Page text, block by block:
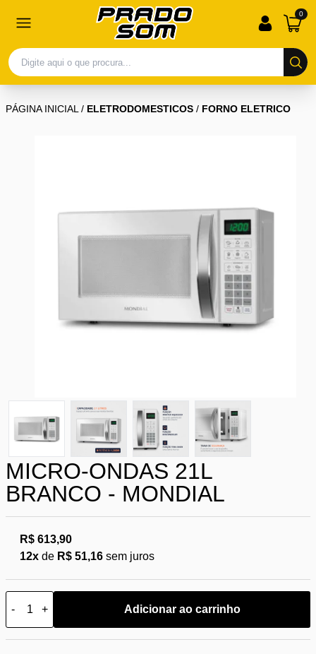
0
PÁGINA INICIAL/ ELETRODOMESTICOS / FORNO ELETRICO
MICRO-ONDAS 21L
BRANCO - MONDIAL
R$ 613,90
12x de R$ 51,16 sem juros
- + Adicionar ao carrinho